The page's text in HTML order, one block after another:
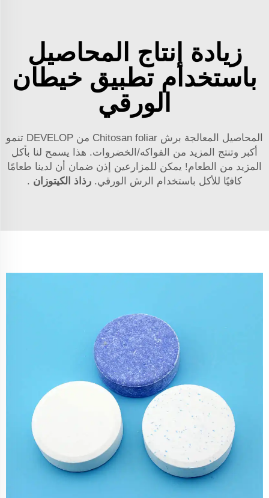
زيادة إنتاج المحاصيل
باستخدام تطبيق خيطان
الورقي
المحاصيل المعالجة برش Chitosan foliar من DEVELOP تنمو
أكبر وتنتج المزيد من الفواكه/الخضروات. هذا يسمح لنا بأكل
المزيد من الطعام! يمكن للمزارعين إذن ضمان أن لدينا طعامًا
كافيًا للأكل باستخدام الرش الورقي. رذاذ الكيتوزان .